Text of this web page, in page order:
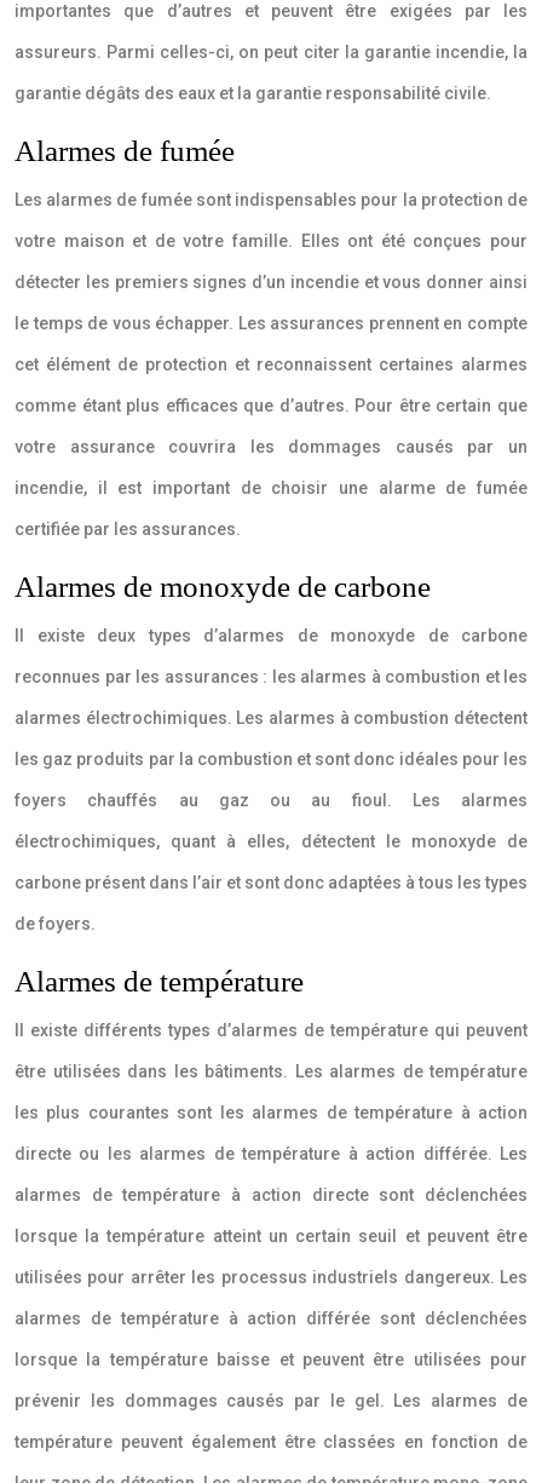
importantes que d’autres et peuvent être exigées par les
assureurs. Parmi celles-ci, on peut citer la garantie incendie, la
garantie dégâts des eaux et la garantie responsabilité civile.
Alarmes de fumée
Les alarmes de fumée sont indispensables pour la protection de
votre maison et de votre famille. Elles ont été conçues pour
détecter les premiers signes d’un incendie et vous donner ainsi
le temps de vous échapper. Les assurances prennent en compte
cet élément de protection et reconnaissent certaines alarmes
comme étant plus efficaces que d’autres. Pour être certain que
votre assurance couvrira les dommages causés par un
incendie, il est important de choisir une alarme de fumée
certifiée par les assurances.
Alarmes de monoxyde de carbone
Il existe deux types d’alarmes de monoxyde de carbone
reconnues par les assurances : les alarmes à combustion et les
alarmes électrochimiques. Les alarmes à combustion détectent
les gaz produits par la combustion et sont donc idéales pour les
foyers chauffés au gaz ou au fioul. Les alarmes
électrochimiques, quant à elles, détectent le monoxyde de
carbone présent dans l’air et sont donc adaptées à tous les types
de foyers.
Alarmes de température
Il existe différents types d’alarmes de température qui peuvent
être utilisées dans les bâtiments. Les alarmes de température
les plus courantes sont les alarmes de température à action
directe ou les alarmes de température à action différée. Les
alarmes de température à action directe sont déclenchées
lorsque la température atteint un certain seuil et peuvent être
utilisées pour arrêter les processus industriels dangereux. Les
alarmes de température à action différée sont déclenchées
lorsque la température baisse et peuvent être utilisées pour
prévenir les dommages causés par le gel. Les alarmes de
température peuvent également être classées en fonction de